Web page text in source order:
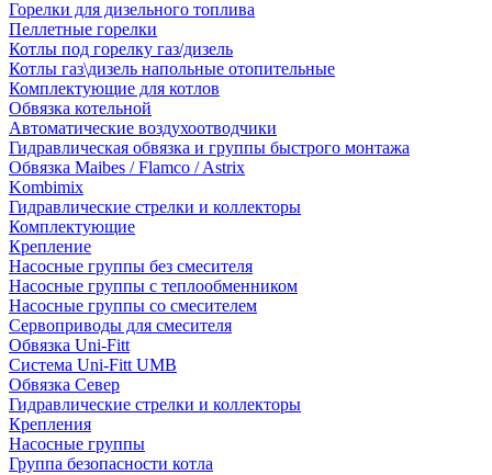
Горелки для дизельного топлива
Пеллетные горелки
Котлы под горелку газ/дизель
Котлы газ\дизель напольные отопительные
Комплектующие для котлов
Обвязка котельной
Автоматические воздухоотводчики
Гидравлическая обвязка и группы быстрого монтажа
Обвязка Maibes / Flamco / Astrix
Kombimix
Гидравлические стрелки и коллекторы
Комплектующие
Крепление
Насосные группы без смесителя
Насосные группы с теплообменником
Насосные группы со смесителем
Сервоприводы для смесителя
Обвязка Uni-Fitt
Система Uni-Fitt UMB
Обвязка Север
Гидравлические стрелки и коллекторы
Крепления
Насосные группы
Группа безопасности котла